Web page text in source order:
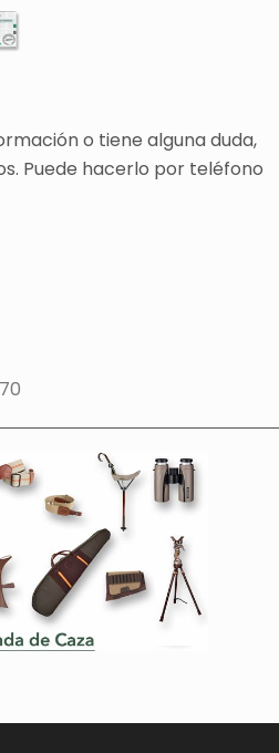
o tiene alguna duda,
Puede hacerlo por teléfono